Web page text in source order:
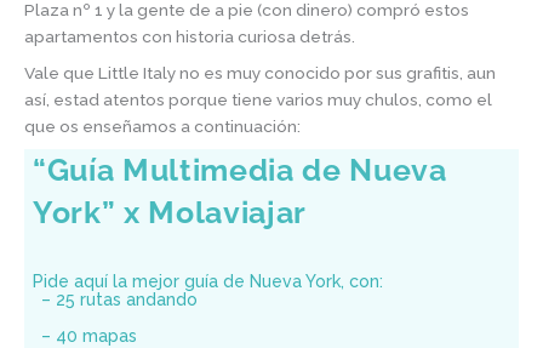
Plaza nº 1 y la gente de a pie (con dinero) compró estos
apartamentos con historia curiosa detrás.
Vale que Little Italy no es muy conocido por sus grafitis, aun
así, estad atentos porque tiene varios muy chulos, como el
que os enseñamos a continuación:
“Guía Multimedia de Nueva
York” x Molaviajar
Pide aquí la mejor guía de Nueva York, con:
– 25 rutas andando
– 40 mapas